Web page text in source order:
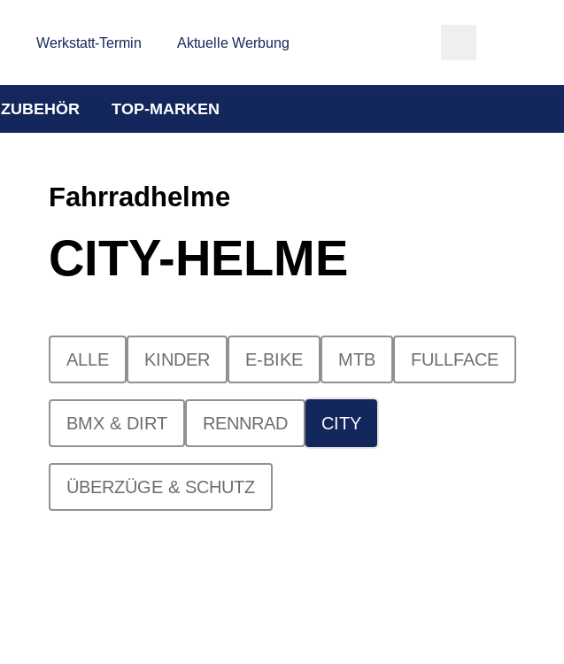
Werkstatt-Termin Aktuelle Werbung
ZUBEHÖR TOP-MARKEN
Fahrradhelme
CITY-HELME
ALLE KINDER E-BIKE MTB FULLFACE
BMX & DIRT RENNRAD CITY
ÜBERZÜGE & SCHUTZ